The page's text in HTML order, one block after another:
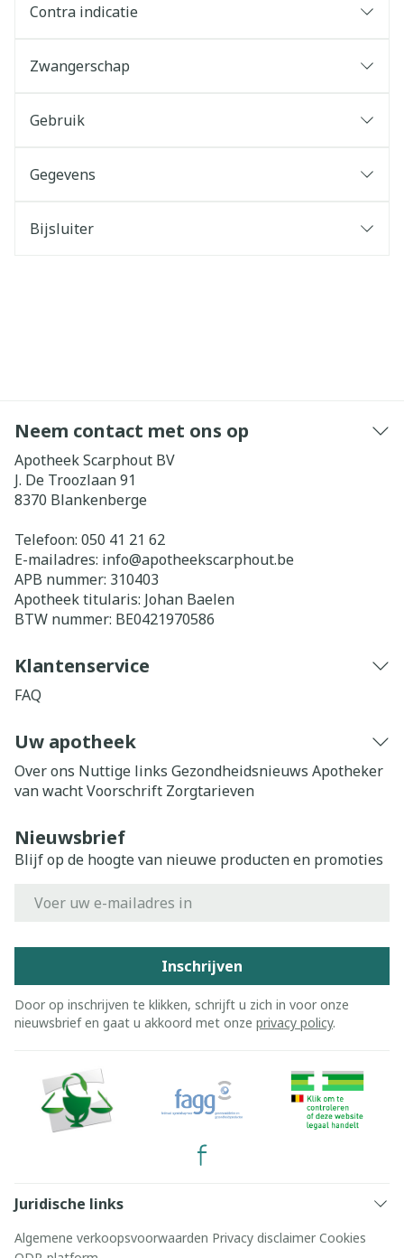
Contra indicatie
Zwangerschap
Gebruik
Gegevens
Bijsluiter
Neem contact met ons op
Apotheek Scarphout BV
J. De Troozlaan 91
8370 Blankenberge
Telefoon: 050 41 21 62
E-mailadres: info@apotheekscarphout.be
APB nummer: 310403
Apotheek titularis: Johan Baelen
BTW nummer: BE0421970586
Klantenservice
FAQ
Uw apotheek
Over ons Nuttige links Gezondheidsnieuws Apotheker
van wachtVoorschrift Zorgtarieven
Nieuwsbrief
Blijf op de hoogte van nieuwe producten en promoties
Inschrijven
Door op inschrijven te klikken, schrijft u zich in voor onze
nieuwsbrief en gaat u akkoord met onze privacy policy.
Juridische links
Algemene verkoopsvoorwaarden Privacy disclaimer Cookies